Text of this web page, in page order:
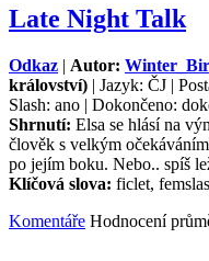
Late Night Talk
Odkaz | Autor:
království) | Jazyk: ČJ |
Slash: ano | Dokončeno:
Shrnutí: Elsa se hlásí na
člověk s velkým
po jejím boku. Nebo.. spíš
Klíčová slova: ficlet,
Komentáře Hodnocení